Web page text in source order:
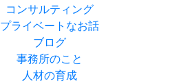
コンサルティング
プライベートなお話
ブログ
事務所のこと
人材の育成